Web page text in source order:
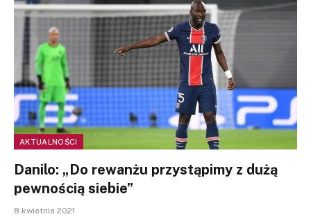
AKTUALNOŚCI
Danilo: „Do rewanżu przystąpimy z dużą
pewnością siebie”
8 kwietnia 2021